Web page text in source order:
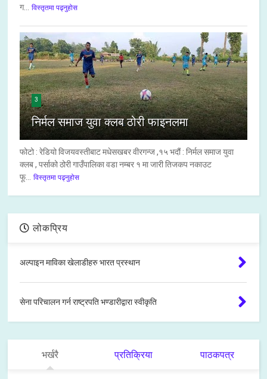
ग...
विस्तृतमा पढ्नुहोस
3
निर्मल समाज युवा क्लब ठोरी फाइनलमा
फोटो : रेडियो विजयवस्तीबाट मधेसखबर वीरगन्ज ,१५ भदौं : निर्मल समाज युवा
क्लब , पर्साको ठोरी गाउँपालिका वडा नम्बर १ मा जारी तिजकप नकाउट
फू...
विस्तृतमा पढ्नुहोस
लोकप्रिय
अल्पाइन माविका खेलाडीहरु भारत प्रस्थान
सेना परिचालन गर्न राष्ट्रपति भण्डारीद्वारा स्वीकृति
भर्खरै प्रतिक्रिया पाठकपत्र